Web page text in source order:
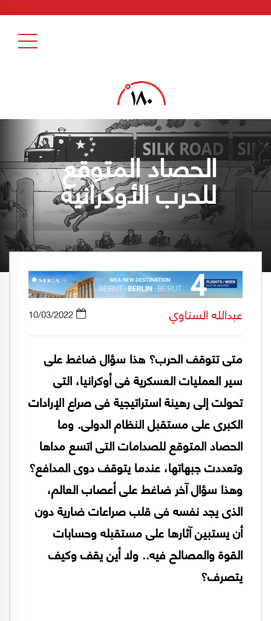
الحصاد المتوقع
للحرب الأوكرانية
عبدالله السناوي 10/03/2022
متى تتوقف الحرب؟ هذا سؤال ضاغط على
سير العمليات العسكرية فى أوكرانيا، التى
تحولت إلى رهينة استراتيجية فى صراع الإرادات
الكبرى على مستقبل النظام الدولى. وما
الحصاد المتوقع للصدامات التى اتسع مداها
وتعددت جبهاتها، عندما يتوقف دوى المدافع؟
وهذا سؤال آخر ضاغط على أعصاب العالم،
الذى يجد نفسه فى قلب صراعات ضارية دون
أن يستبين آثارها على مستقبله وحسابات
القوة والمصالح فيه.. ولا أين يقف وكيف
يتصرف؟